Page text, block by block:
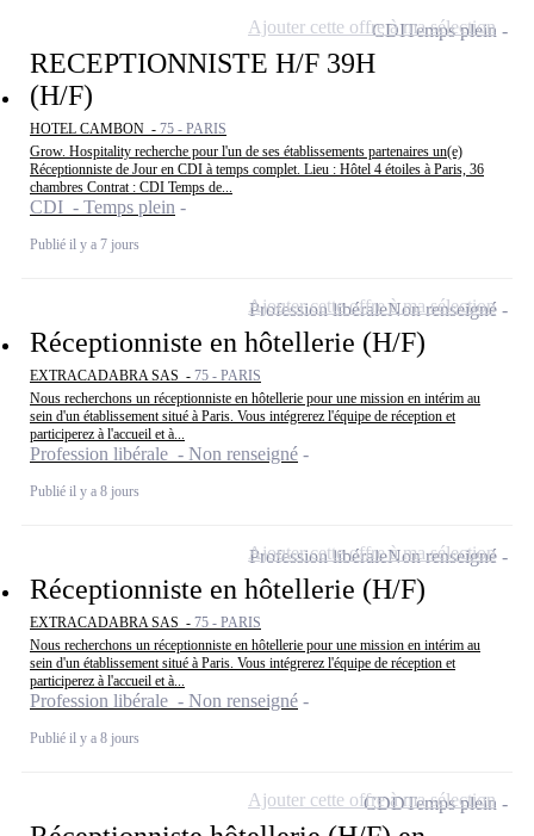
RECEPTIONNISTE H/F 39H
(H/F)
HOTEL CAMBON - 75 - PARIS
Grow. Hospitality recherche pour l'un de ses établissements partenaires un(e)
Réceptionniste de Jour en CDI à temps complet. Lieu : Hôtel 4 étoiles à Paris, 36
chambres Contrat : CDI Temps de...
CDI - Temps plein
Publié il y a 7 jours
CDITemps plein
Ajouter cette offre à ma sélection
Réceptionniste en hôtellerie (H/F)
EXTRACADABRA SAS - 75 - PARIS
Nous recherchons un réceptionniste en hôtellerie pour une mission en intérim au
sein d'un établissement situé à Paris. Vous intégrerez l'équipe de réception et
participerez à l'accueil et à...
Profession libérale - Non renseigné
Publié il y a 8 jours
Profession libéraleNon renseigné
Ajouter cette offre à ma sélection
Réceptionniste en hôtellerie (H/F)
EXTRACADABRA SAS - 75 - PARIS
Nous recherchons un réceptionniste en hôtellerie pour une mission en intérim au
sein d'un établissement situé à Paris. Vous intégrerez l'équipe de réception et
participerez à l'accueil et à...
Profession libérale - Non renseigné
Publié il y a 8 jours
Profession libéraleNon renseigné
Ajouter cette offre à ma sélection
CDDTemps plein
Ajouter cette offre à ma sélection